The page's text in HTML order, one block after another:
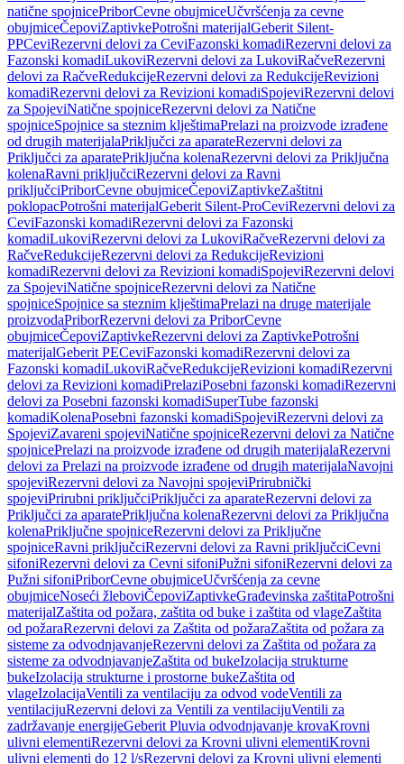
natične spojnicePriborCevne obujmiceUčvršćenja za cevne
obujmiceČepoviZaptivkePotrošni materijalGeberit Silent-
PPCeviRezervni delovi za CeviFazonski komadiRezervni delovi za
Fazonski komadiLukoviRezervni delovi za LukoviRačveRezervni
delovi za RačveRedukcijeRezervni delovi za RedukcijeRevizioni
komadiRezervni delovi za Revizioni komadiSpojeviRezervni delovi
za SpojeviNatične spojniceRezervni delovi za Natične
spojniceSpojnice sa steznim klještimaPrelazi na proizvode izrađene
od drugih materijalaPriključci za aparateRezervni delovi za
Priključci za aparatePriključna kolenaRezervni delovi za Priključna
kolenaRavni priključciRezervni delovi za Ravni
priključciPriborCevne obujmiceČepoviZaptivkeZaštitni
poklopacPotrošni materijalGeberit Silent-ProCeviRezervni delovi za
CeviFazonski komadiRezervni delovi za Fazonski
komadiLukoviRezervni delovi za LukoviRačveRezervni delovi za
RačveRedukcijeRezervni delovi za RedukcijeRevizioni
komadiRezervni delovi za Revizioni komadiSpojeviRezervni delovi
za SpojeviNatične spojniceRezervni delovi za Natične
spojniceSpojnice sa steznim klještimaPrelazi na druge materijale
proizvodaPriborRezervni delovi za PriborCevne
obujmiceČepoviZaptivkeRezervni delovi za ZaptivkePotrošni
materijalGeberit PECeviFazonski komadiRezervni delovi za
Fazonski komadiLukoviRačveRedukcijeRevizioni komadiRezervni
delovi za Revizioni komadiPrelaziPosebni fazonski komadiRezervni
delovi za Posebni fazonski komadiSuperTube fazonski
komadiKolenaPosebni fazonski komadiSpojeviRezervni delovi za
SpojeviZavareni spojeviNatične spojniceRezervni delovi za Natične
spojnicePrelazi na proizvode izrađene od drugih materijalaRezervni
delovi za Prelazi na proizvode izrađene od drugih materijalaNavojni
spojeviRezervni delovi za Navojni spojeviPrirubnički
spojeviPrirubni priključciPriključci za aparateRezervni delovi za
Priključci za aparatePriključna kolenaRezervni delovi za Priključna
kolenaPriključne spojniceRezervni delovi za Priključne
spojniceRavni priključciRezervni delovi za Ravni priključciCevni
sifoniRezervni delovi za Cevni sifoniPužni sifoniRezervni delovi za
Pužni sifoniPriborCevne obujmiceUčvršćenja za cevne
obujmiceNoseći žleboviČepoviZaptivkeGrađevinska zaštitaPotrošni
materijalZaštita od požara, zaštita od buke i zaštita od vlageZaštita
od požaraRezervni delovi za Zaštita od požaraZaštita od požara za
sisteme za odvodnjavanjeRezervni delovi za Zaštita od požara za
sisteme za odvodnjavanjeZaštita od bukeIzolacija strukturne
bukeIzolacija strukturne i prostorne bukeZaštita od
vlageIzolacijaVentili za ventilaciju za odvod vodeVentili za
ventilacijuRezervni delovi za Ventili za ventilacijuVentili za
zadržavanje energijeGeberit Pluvia odvodnjavanje krovaKrovni
ulivni elementiRezervni delovi za Krovni ulivni elementiKrovni
ulivni elementi do 12 l/sRezervni delovi za Krovni ulivni elementi